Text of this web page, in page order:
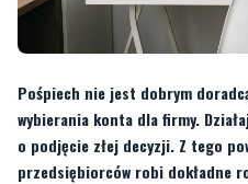
Pośpiech nie jest dobrym
wybierania konta dla firmy.
przedsiębiorców robi dokładne
nowego rachunku. Ilość kwestii
firmowego jest bardzo duża, ale
jedynie na kilka z nich. Sprawdź,